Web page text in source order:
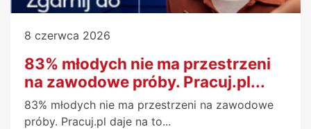
8 czerwca 2026
83% młodych nie ma przestrzeni
na zawodowe próby. Pracuj.pl...
83% młodych nie ma przestrzeni na zawodowe
próby. Pracuj.pl daje na to...